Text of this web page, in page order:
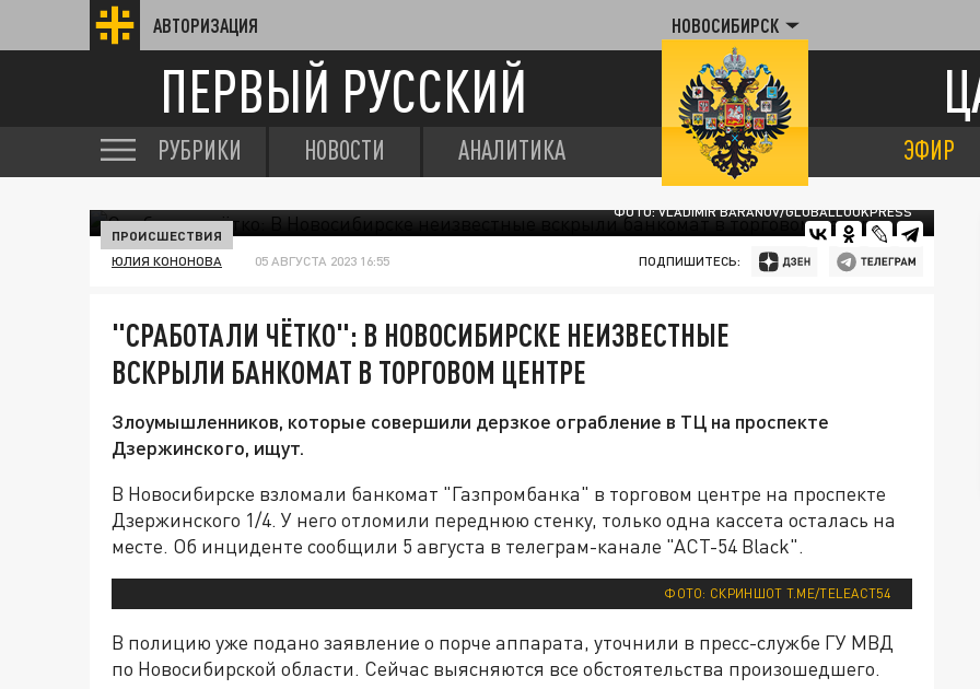
АВТОРИЗАЦИЯ НОВОСИБИРСК
ПЕРВЫЙ РУССКИЙ
РУБРИКИ НОВОСТИ АНАЛИТИКА ЭФИР
ФОТО: VLADIMIR BARANOV/GLOBALLOOKPRESS
ПРОИСШЕСТВИЯ
ЮЛИЯ КОНОНОВА 05 АВГУСТА 2023 16:55 ПОДПИШИТЕСЬ:
"СРАБОТАЛИ ЧЁТКО": В НОВОСИБИРСКЕ НЕИЗВЕСТНЫЕ
ВСКРЫЛИ БАНКОМАТ В ТОРГОВОМ ЦЕНТРЕ
Злоумышленников, которые совершили дерзкое ограбление в ТЦ на проспекте
Дзержинского, ищут.
В Новосибирске взломали банкомат "Газпромбанка" в торговом центре на проспекте
Дзержинского 1/4. У него отломили переднюю стенку, только одна кассета осталась на
месте. Об инциденте сообщили 5 августа в телеграм-канале "АСТ-54 Black".
ФОТО: СКРИНШОТ T.ME/TELEACT54
В полицию уже подано заявление о порче аппарата, уточнили в пресс-службе ГУ МВД
по Новосибирской области. Сейчас выясняются все обстоятельства произошедшего.